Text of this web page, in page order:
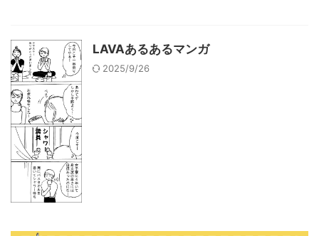
LAVAあるあるマンガ
2025/9/26